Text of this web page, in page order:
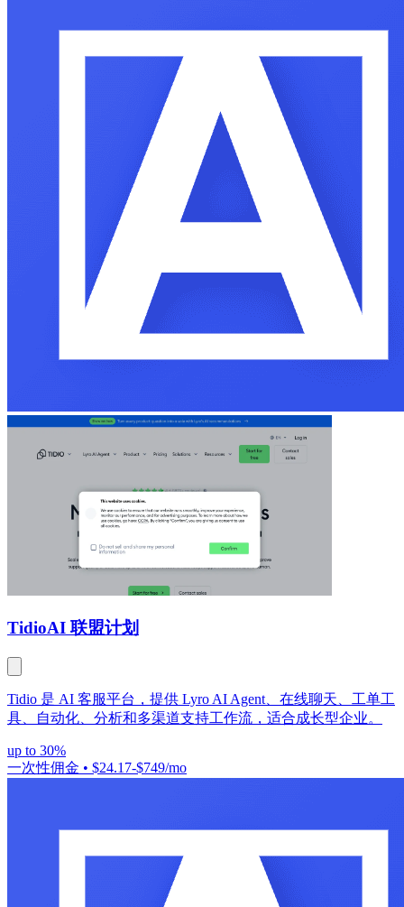
TidioAI 联盟计划
Tidio 是 AI 客服平台，提供 Lyro AI Agent、在线聊天、工单工
具、自动化、分析和多渠道支持工作流，适合成长型企业。
up to 30%
一次性佣金 • $24.17-$749/mo